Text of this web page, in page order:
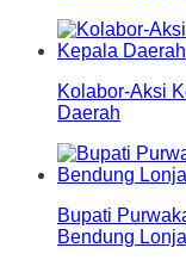
Kolabor-Aksi
Daerah
Bupati
Bendung